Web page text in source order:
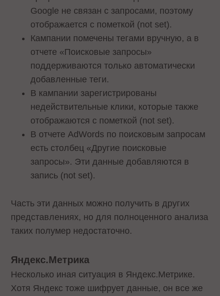
Google не связан с запросами, поэтому
отображается с пометкой (not set).
Кампании помечены тегами вручную, а в
отчете «Поисковые запросы»
поддерживаются только автоматически
добавленные теги.
В кампании зарегистрированы
недействительные клики, которые также
отображаются с пометкой (not set).
В отчете AdWords по поисковым запросам
есть столбец «Другие поисковые
запросы». Эти данные добавляются в
запись (not set).
Часть эти данных можно получить в других
представлениях, но для полноценного анализа
таких полумер недостаточно.
Яндекс.Метрика
Несколько иная ситуация в Яндекс.Метрике.
Хотя Яндекс тоже шифрует данные, он все же